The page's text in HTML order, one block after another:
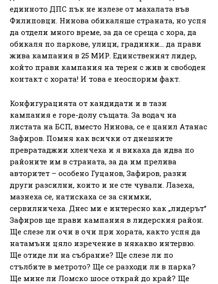
единното ДПС пък не излезе от махалата във
Филиповци. Нинова обикаляше страната, но успя
да отдели много време, за да се среща с хора, да
обикаля по паркове, улици, градинки… да прави
жива кампания в 25 МИР. Единственият лидер,
който прави кампания на терен с жив и свободен
контакт с хората! И това е неоспорим факт.
Конфигурацията от кандидати и в тази
кампания е горе-долу същата. За водач на
листата на БСП, вместо Нинова, се е цанил Атанас
Зафиров. Помня как всички от днешните
превратаджии хленчеха и я викаха да идва по
районите им в страната, за да им прелива
авторитет – особено Гуцанов, Зафиров, разни
други разсилни, които и не сте чували. Лазеха,
мазнеха се, натискаха се за снимки,
сервилничеха. Днес ми е интересно как „лидерът“
Зафиров ще прави кампания в лидерския район.
Ще слезе ли очи в очи при хората, както успя да
натамъни цяло изречение в някакво интервю.
Ще отиде ли на събрание? Ще слезе ли по
стълбите в метрото? Ще се разходи ли в парка?
Ще мине ли Ломско шосе открай до край? Ще